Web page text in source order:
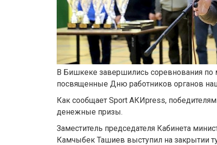
В Бишкеке завершились соревнования по
посвященные Дню работников органов
Как сообщает Sport АКИpress,
денежные призы.
Заместитель председателя Кабинета
Камчыбек Ташиев выступил на закрытии